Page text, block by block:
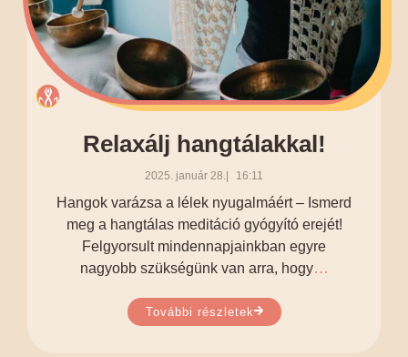
Relaxálj hangtálakkal!
2025. január 28. 16:11
Hangok varázsa a lélek nyugalmáért – Ismerd
meg a hangtálas meditáció gyógyító erejét!
Felgyorsult mindennapjainkban egyre
nagyobb szükségünk van arra, hogy…
További részletek